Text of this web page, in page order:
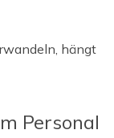
hängt
Personal